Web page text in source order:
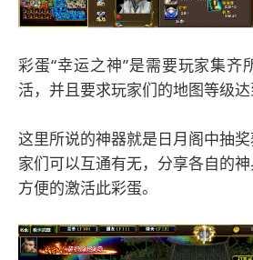
彩蛋“幸运之神”是需要玩家集齐
活，并且要求玩家们的地图等级达
这里所说的神器就是日月阁中抽
家们可以互通有无，分享各自的
方便的激活此彩蛋。